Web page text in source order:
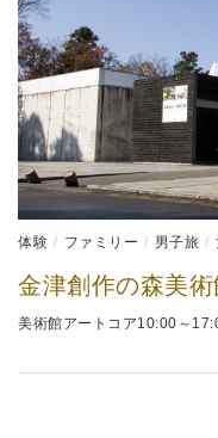
体験 ファミリー 男子旅
金津創作の森美術
美術館アートコア10:00～